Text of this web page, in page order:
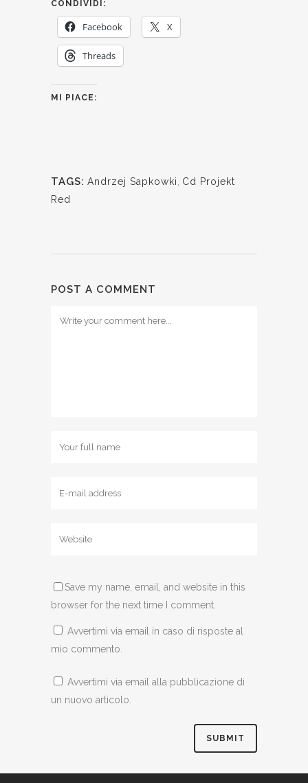
CONDIVIDI:
Facebook X
Threads
MI PIACE:
TAGS: Andrzej Sapkowki
Cd Projekt
Red
POST A COMMENT
Save my name, email, and website in this
browser for the next time I comment.
Avvertimi via email in caso di risposte al
mio commento.
Avvertimi via email alla pubblicazione di
un nuovo articolo.